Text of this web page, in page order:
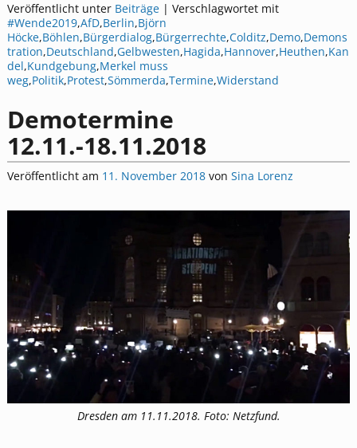
Veröffentlicht unter Beiträge| Verschlagwortet mit
#Wende2019,AfD,Berlin,Björn
Höcke,Böhlen,Bürgerdialog,Bürgerrechte,Colditz,Demo,Demons
tration,Deutschland,Gelbwesten,Hagida,Hannover,Heuthen,Kan
del,Kundgebung,Merkel muss
weg,Politik,Protest,Sömmerda,Termine,Widerstand
Demotermine
12.11.-18.11.2018
Veröffentlicht am 11. November 2018 von Sina Lorenz
Dresden am 11.11.2018. Foto: Netzfund.